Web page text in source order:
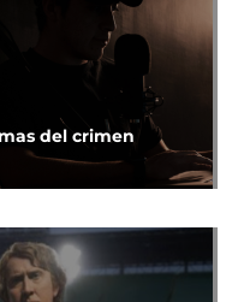
del crimen